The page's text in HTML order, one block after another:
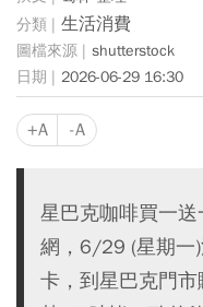
生活消費
shutterstock
2026-06-29 16:30
+A -A
星巴克咖啡買一
網，6/29 (星期一
卡，到星巴克門